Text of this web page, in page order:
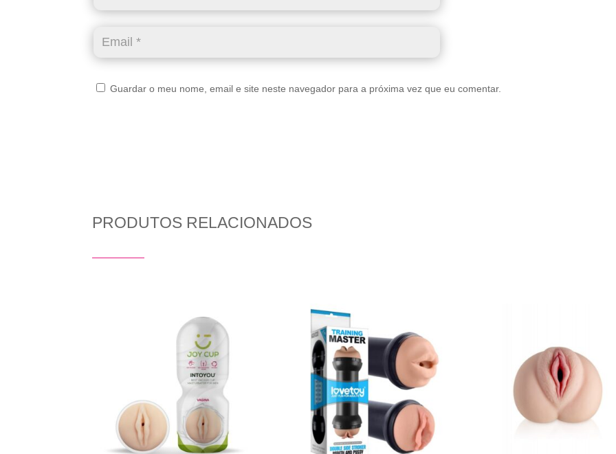
Guardar o meu nome, email e site neste navegador para a próxima vez que eu comentar.
PRODUTOS RELACIONADOS